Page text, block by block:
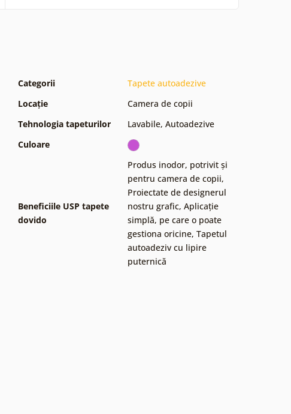
Categorii
Tapete autoadezive
Locație
Camera de copii
Tehnologia tapeturilor
Lavabile, Autoadezive
Culoare
Beneficiile USP tapete
dovido
Produs inodor, potrivit și
pentru camera de copii,
Proiectate de designerul
nostru grafic, Aplicație
simplă, pe care o poate
gestiona oricine, Tapetul
autoadeziv cu lipire
puternică